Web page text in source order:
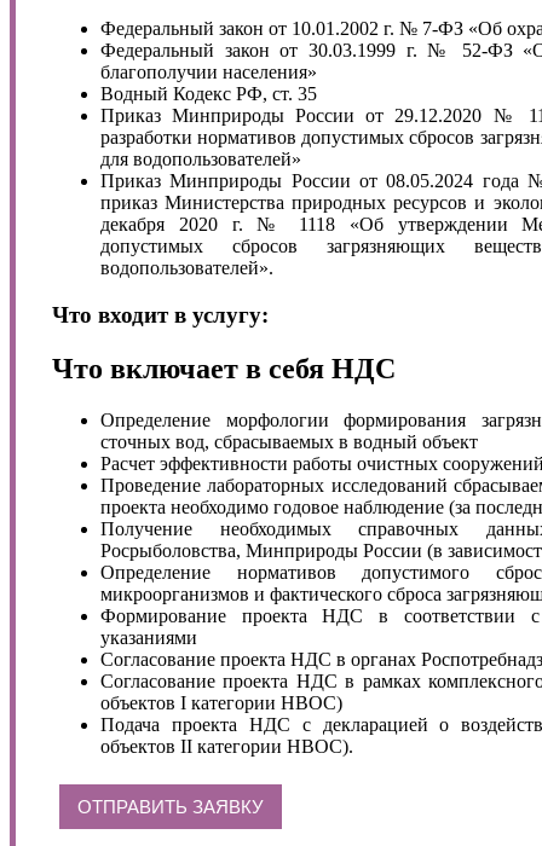
Федеральный закон от 10.01.2002 г. № 7-ФЗ «Об
Федеральный закон от 30.03.1999 г. № 52-ФЗ «О
благополучии населения»
Водный Кодекс РФ, ст. 35
Приказ Минприроды России от 29.12.2020 №
разработки нормативов допустимых сбросов
для водопользователей»
Приказ Минприроды России от 08.05.2024 года
приказ Министерства природных ресурсов и
декабря 2020 г. № 1118 «Об утверждении
допустимых сбросов загрязняющих
водопользователей».
Что входит в услугу:
Что включает в себя НДС
Определение морфологии формирования
сточных вод, сбрасываемых в водный объект
Расчет эффективности работы очистных
Проведение лабораторных исследований
проекта необходимо годовое наблюдение (за
Получение необходимых справочных
Росрыболовства, Минприроды России (в
Определение нормативов допустимого
микроорганизмов и фактического сброса
Формирование проекта НДС в соответствии
указаниями
Согласование проекта НДС в органах
Согласование проекта НДС в рамках
объектов I категории НВОС)
Подача проекта НДС с декларацией о
объектов II категории НВОС).
ОТПРАВИТЬ ЗАЯВКУ